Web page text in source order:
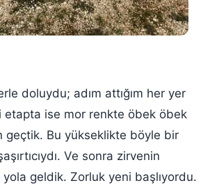
doluydu; adım attığım her yer
etapta ise mor renkte öbek öbek
geçtik. Bu yükseklikte böyle bir
Ve sonra zirvenin
yola geldik. Zorluk yeni başlıyordu.